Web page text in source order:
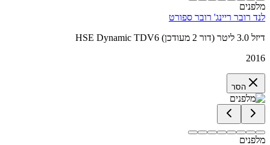
מלפנים
לנד רובר ריינג' רובר ספורט
HSE Dynamic TDV6 דיזל 3.0 ליטר (דור 2 מעודכן)
2016
הסר
מלפנים